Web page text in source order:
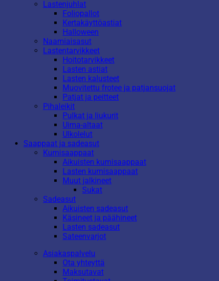
Lastenjuhlat
Foliopallot
Kertakäyttöastiat
Halloween
Naamiaisasut
Lastentarvikkeet
Hoitotarvikkeet
Lasten astiat
Lasten kalusteet
Muovitettu frotee ja patjansuojat
Patjat ja peitteet
Pihaleikit
Pulkat ja liukurit
Uima-altaat
Ulkolelut
Saappaat ja sadeasut
Kumisaappaat
Aikuisten kumisaappaat
Lasten kumisaappaat
Muut jalkineet
Sukat
Sadeasut
Aikuisten sadeasut
Käsineet ja päähineet
Lasten sadeasut
Sateenvarjot
Asiakaspalvelu
Ota yhteyttä
Maksutavat